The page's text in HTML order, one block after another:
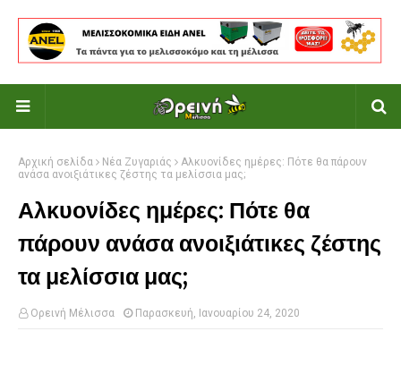
Αρχική σελίδα Νέα Ζυγαριάς
Αλκυονίδες ημέρες: Πότε θα πάρουν
ανάσα ανοιξιάτικες ζέστης τα μελίσσια μας;
Αλκυονίδες ημέρες: Πότε θα
πάρουν ανάσα ανοιξιάτικες ζέστης
τα μελίσσια μας;
Ορεινή Μέλισσα Παρασκευή, Ιανουαρίου 24, 2020